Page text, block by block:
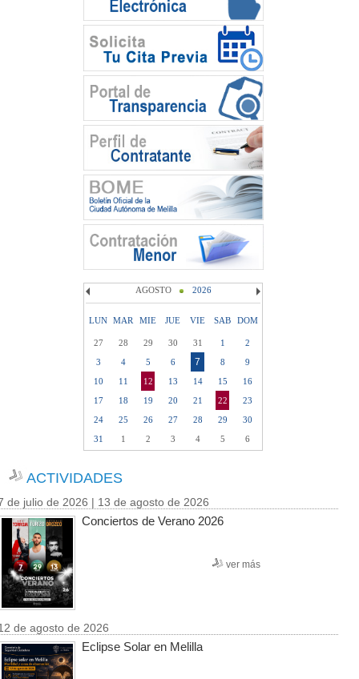
AGOSTO 2026
LUN MAR MIE JUE VIE SAB DOM
27 28 29 30 31 1
2
3
4 5 6 7 8
9
10
11 12 13 14 15
16
17
18 19 20 21 22
23
24
25 26 27 28 29
30
31
1 2 3 4 5 6
ACTIVIDADES
de julio de 2026 | 13 de agosto de 2026
Conciertos de Verano 2026
ver más
de agosto de 2026
Eclipse Solar en Melilla